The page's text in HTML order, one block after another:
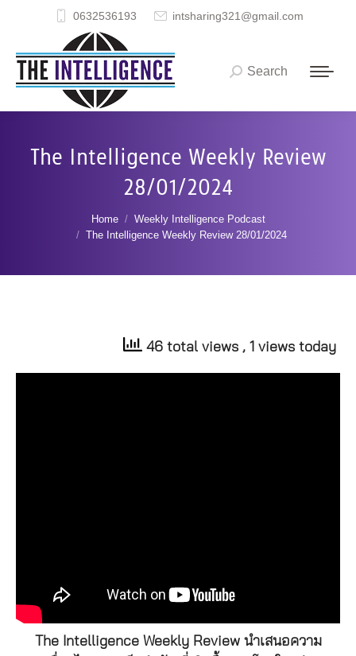
0632536193 intsharing321@gmail.com
Search:
Search
The Intelligence Weekly Review
28/01/2024
You are here:Home
Weekly Intelligence Podcast
The Intelligence Weekly Review 28/01/2024
46 total views , 1 views today
The Intelligence Weekly Review นำเสนอความ